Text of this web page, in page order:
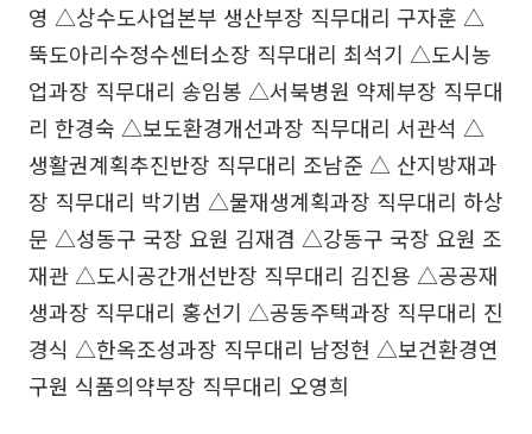
영 △상수도사업본부 생산부장 직무대리 구자훈 △
뚝도아리수정수센터소장 직무대리 최석기 △도시농
업과장 직무대리 송임봉 △서북병원 약제부장 직무대
리 한경숙 △보도환경개선과장 직무대리 서관석 △
생활권계획추진반장 직무대리 조남준 △ 산지방재과
장 직무대리 박기범 △물재생계획과장 직무대리 하상
문 △성동구 국장 요원 김재겸 △강동구 국장 요원 조
재관 △도시공간개선반장 직무대리 김진용 △공공재
생과장 직무대리 홍선기 △공동주택과장 직무대리 진
경식 △한옥조성과장 직무대리 남정현 △보건환경연
구원 식품의약부장 직무대리 오영희